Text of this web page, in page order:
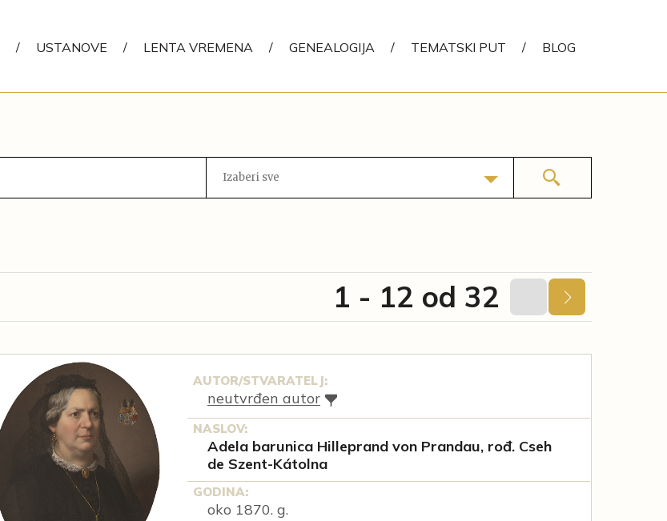
/ USTANOVE / LENTA VREMENA / GENEALOGIJA / TEMATSKI PUT / BLOG
Izaberi sve
1 - 12 od 32
AUTOR/STVARATELJ:
neutvrđen autor
NASLOV:
Adela barunica Hilleprand von Prandau, rođ. Cseh
de Szent-Kátolna
GODINA:
oko 1870. g.